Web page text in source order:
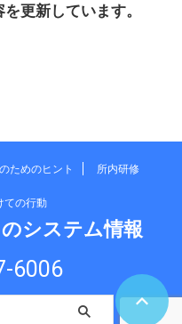
更新しています。
ためのヒント 所内研修
ての行動
システム情報
6006